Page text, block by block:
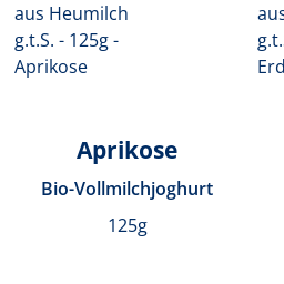
Aprikose
Bio-Vollmilchjoghurt
125g